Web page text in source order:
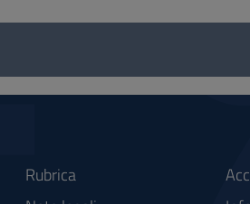
Rubrica